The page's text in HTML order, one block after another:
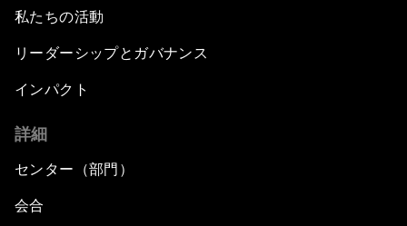
私たちの活動
リーダーシップとガバナンス
インパクト
詳細
センター（部門）
会合